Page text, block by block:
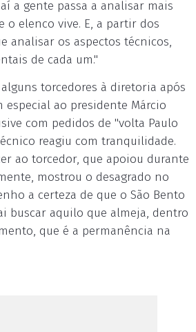
a gente passa a analisar mais
o elenco vive. E, a partir dos
analisar os aspectos técnicos,
de cada um."
torcedores à diretoria após
especial ao presidente Márcio
com pedidos de "volta Paulo
reagiu com tranquilidade.
ao torcedor, que apoiou durante
mostrou o desagrado no
a certeza de que o São Bento
buscar aquilo que almeja, dentro
que é a permanência na